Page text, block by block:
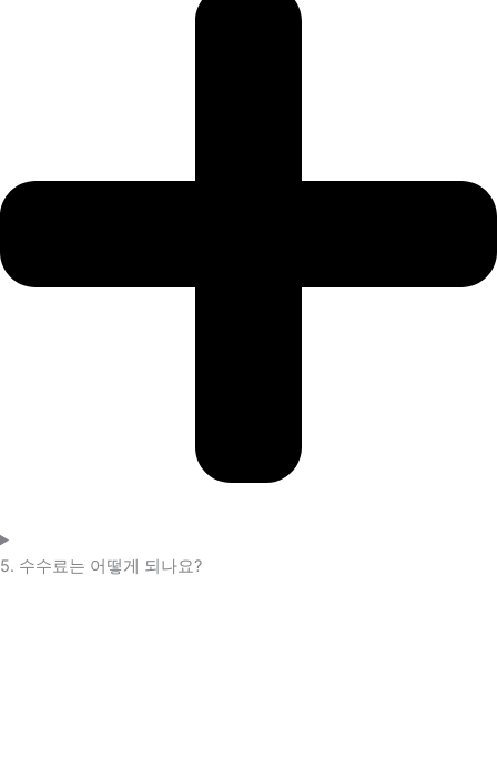
5. 수수료는 어떻게 되나요?